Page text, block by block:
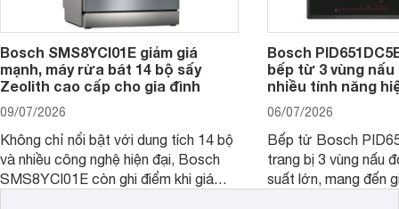
Bosch SMS8YCI01E giảm giá
mạnh, máy rửa bát 14 bộ sấy
Zeolith cao cấp cho gia đình
09/07/2026
Không chỉ nổi bật với dung tích 14 bộ
và nhiều công nghệ hiện đại, Bosch
SMS8YCI01E còn ghi điểm khi giá
Bosch
bếp từ 3 vùng
nhiều tính năng
06/07/2026
Bếp từ Bosch
trang bị 3 vùng nấu
suất lớn, mang đến